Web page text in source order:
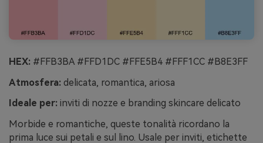
HEX: #FFB3BA #FFD1DC #FFE5B4 #FFF1CC #B8E3FF
Atmosfera: delicata, romantica, ariosa
Ideale per: inviti di nozze e branding skincare delicato
Morbide e romantiche, queste tonalità ricordano la
prima luce sui petali e sul lino. Usale per inviti, etichette